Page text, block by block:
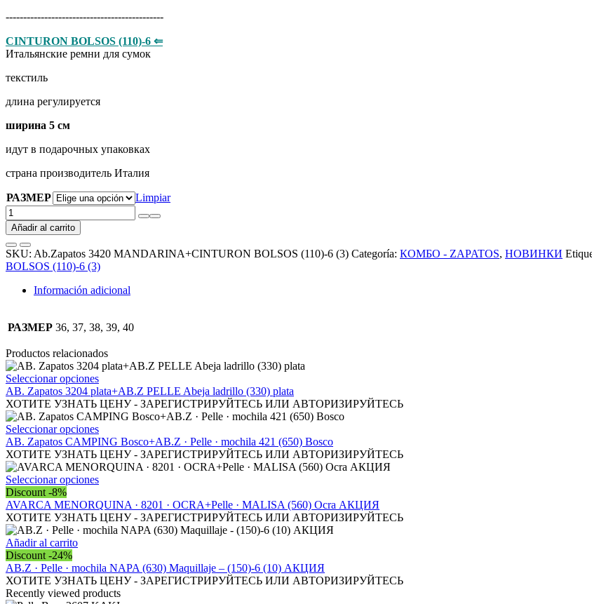
---------------------------------------------
CINTURON BOLSOS (110)-6 ⇐
Итальянские ремни для сумок
​​​​​текстиль
длина регулируется
ширина 5 см
идут в подарочных упаковках
страна производитель Италия
РАЗМЕР
Limpiar
Ab.Zapatos
3420
MANDARINA+CINTURON
BOLSOS
(110)-6
(3)
АКЦИЯ
cantidad
Añadir al carrito
SKU: Ab.Zapatos 3420 MANDARINA+CINTURON BOLSOS (110)-6 (3) Categoría: КОМБО - ZAPATOS, НОВИНКИ
BOLSOS (110)-6 (3)
Información adicional
РАЗМЕР 36, 37, 38, 39, 40
Productos relacionados
Seleccionar opcionesEste
producto
tiene
múltiples
variantes.
Las
opciones
se
pueden
en
la
página
AB. Zapatos 3204 plata+AB.Z PELLE Abeja ladrillo (330) plata
ХОТИТЕ УЗНАТЬ ЦЕНУ - ЗАРЕГИСТРИРУЙТЕСЬ ИЛИ АВТОРИЗИРУЙТЕСЬ
Seleccionar opcionesEste
producto
tiene
múltiples
variantes.
opciones
se
pueden
la
página
de
АВ. Zapatos CAMPING Bosco+AB.Z · Pelle · mochila 421 (650) Bosco
ХОТИТЕ УЗНАТЬ ЦЕНУ - ЗАРЕГИСТРИРУЙТЕСЬ ИЛИ АВТОРИЗИРУЙТЕСЬ
Seleccionar opcionesEste
tiene
múltiples
variantes.
se
pueden
elegir
Discount -8%
AVARCA MENORQUINA · 8201 · OCRA+Pelle · MALISA (560) Ocra АКЦИЯ
ХОТИТЕ УЗНАТЬ ЦЕНУ - ЗАРЕГИСТРИРУЙТЕСЬ ИЛИ АВТОРИЗИРУЙТЕСЬ
Añadir al carrito
Discount -24%
AB.Z · Pelle · mochila NAPA (630) Maquillaje – (150)-6 (10) АКЦИЯ
ХОТИТЕ УЗНАТЬ ЦЕНУ - ЗАРЕГИСТРИРУЙТЕСЬ ИЛИ АВТОРИЗИРУЙТЕСЬ
Recently viewed products